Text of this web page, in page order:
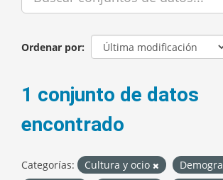
Ordenar por
1 conjunto de datos
encontrado
Categorías: Cultura y ocio